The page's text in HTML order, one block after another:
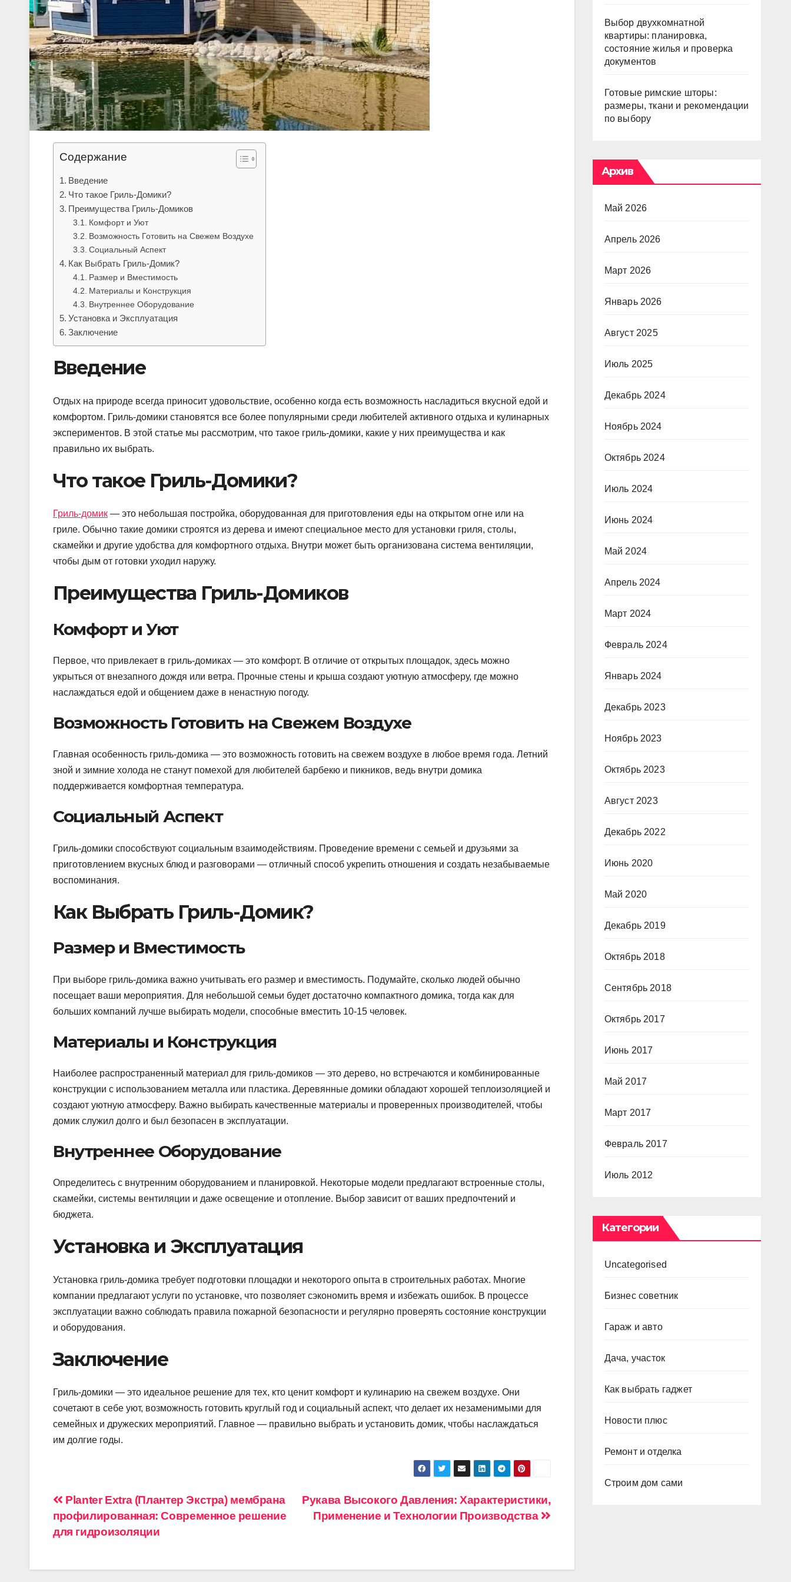
Содержание
Введение
Что такое Гриль-Домики?
Преимущества Гриль-Домиков
Комфорт и Уют
Возможность Готовить на Свежем Воздухе
Социальный Аспект
Как Выбрать Гриль-Домик?
Размер и Вместимость
Материалы и Конструкция
Внутреннее Оборудование
Установка и Эксплуатация
Заключение
Введение
Отдых на природе всегда приносит удовольствие, особенно когда есть возможность насладиться вкусной едой и
комфортом. Гриль-домики становятся все более популярными среди любителей активного отдыха и кулинарных
экспериментов. В этой статье мы рассмотрим, что такое гриль-домики, какие у них преимущества и как
правильно их выбрать.
Что такое Гриль-Домики?
Гриль-домик — это небольшая постройка, оборудованная для приготовления еды на открытом огне или на
гриле. Обычно такие домики строятся из дерева и имеют специальное место для установки гриля, столы,
скамейки и другие удобства для комфортного отдыха. Внутри может быть организована система вентиляции,
чтобы дым от готовки уходил наружу.
Преимущества Гриль-Домиков
Комфорт и Уют
Первое, что привлекает в гриль-домиках — это комфорт. В отличие от открытых площадок, здесь можно
укрыться от внезапного дождя или ветра. Прочные стены и крыша создают уютную атмосферу, где можно
наслаждаться едой и общением даже в ненастную погоду.
Возможность Готовить на Свежем Воздухе
Главная особенность гриль-домика — это возможность готовить на свежем воздухе в любое время года. Летний
зной и зимние холода не станут помехой для любителей барбекю и пикников, ведь внутри домика
поддерживается комфортная температура.
Социальный Аспект
Гриль-домики способствуют социальным взаимодействиям. Проведение времени с семьей и друзьями за
приготовлением вкусных блюд и разговорами — отличный способ укрепить отношения и создать незабываемые
воспоминания.
Как Выбрать Гриль-Домик?
Размер и Вместимость
При выборе гриль-домика важно учитывать его размер и вместимость. Подумайте, сколько людей обычно
посещает ваши мероприятия. Для небольшой семьи будет достаточно компактного домика, тогда как для
больших компаний лучше выбирать модели, способные вместить 10-15 человек.
Материалы и Конструкция
Наиболее распространенный материал для гриль-домиков — это дерево, но встречаются и комбинированные
конструкции с использованием металла или пластика. Деревянные домики обладают хорошей теплоизоляцией и
создают уютную атмосферу. Важно выбирать качественные материалы и проверенных производителей, чтобы
домик служил долго и был безопасен в эксплуатации.
Внутреннее Оборудование
Определитесь с внутренним оборудованием и планировкой. Некоторые модели предлагают встроенные столы,
скамейки, системы вентиляции и даже освещение и отопление. Выбор зависит от ваших предпочтений и
бюджета.
Установка и Эксплуатация
Установка гриль-домика требует подготовки площадки и некоторого опыта в строительных работах. Многие
компании предлагают услуги по установке, что позволяет сэкономить время и избежать ошибок. В процессе
эксплуатации важно соблюдать правила пожарной безопасности и регулярно проверять состояние конструкции
и оборудования.
Заключение
Гриль-домики — это идеальное решение для тех, кто ценит комфорт и кулинарию на свежем воздухе. Они
сочетают в себе уют, возможность готовить круглый год и социальный аспект, что делает их незаменимыми для
семейных и дружеских мероприятий. Главное — правильно выбрать и установить домик, чтобы наслаждаться
им долгие годы.
Навигация
по
Рукава Высокого Давления: Характеристики,
Применение и Технологии Производства
Planter Extra (Плантер Экстра) мембрана
профилированная: Современное решение
для гидроизоляции
Выбор двухкомнатной
квартиры: планировка,
состояние жилья и проверка
документов
Готовые римские шторы:
размеры, ткани и рекомендации
по выбору
Архив
Май 2026
Апрель 2026
Март 2026
Январь 2026
Август 2025
Июль 2025
Декабрь 2024
Ноябрь 2024
Октябрь 2024
Июль 2024
Июнь 2024
Май 2024
Апрель 2024
Март 2024
Февраль 2024
Январь 2024
Декабрь 2023
Ноябрь 2023
Октябрь 2023
Август 2023
Декабрь 2022
Июнь 2020
Май 2020
Декабрь 2019
Октябрь 2018
Сентябрь 2018
Октябрь 2017
Июнь 2017
Май 2017
Март 2017
Февраль 2017
Июль 2012
Категории
Uncategorised
Бизнес советник
Гараж и авто
Дача, участок
Как выбрать гаджет
Новости плюс
Ремонт и отделка
Строим дом сами